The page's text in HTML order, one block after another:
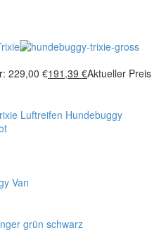
229,00 €191,39 €Aktueller Preis
Van